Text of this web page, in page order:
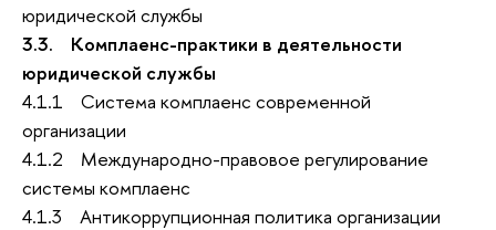
юридической службы
3.3. Комплаенс-практики в деятельности
юридической службы
4.1.1 Система комплаенс современной
организации
4.1.2 Международно-правовое регулирование
системы комплаенс
4.1.3 Антикоррупционная политика организации